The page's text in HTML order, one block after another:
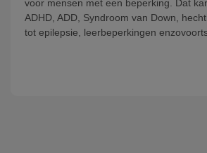
voor mensen met een beperking. Dat
ADHD, ADD, Syndroom van Down,
tot epilepsie, leerbeperkingen